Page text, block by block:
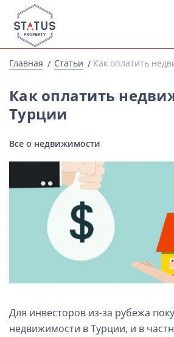
Главная Статьи Как оплатить
Как оплатить
Турции
Все о недвижимости
Для инвесторов из-за рубежа
недвижимости в Турции, и в